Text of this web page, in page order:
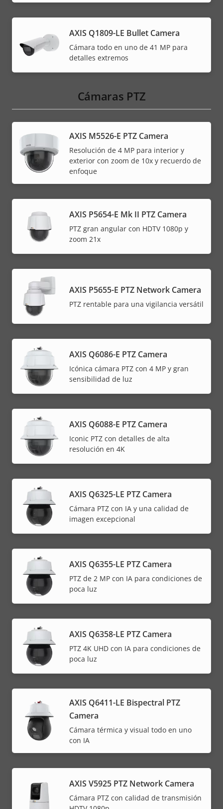
AXIS Q1809-LE Bullet Camera
Cámara todo en uno de 41 MP para
detalles extremos
Cámaras PTZ
AXIS M5526-E PTZ Camera
Resolución de 4 MP para interior y
exterior con zoom de 10x y recuerdo de
enfoque
AXIS P5654-E Mk II PTZ Camera
PTZ gran angular con HDTV 1080p y
zoom 21x
AXIS P5655-E PTZ Network Camera
PTZ rentable para una vigilancia versátil
AXIS Q6086-E PTZ Camera
Icónica cámara PTZ con 4 MP y gran
sensibilidad de luz
AXIS Q6088-E PTZ Camera
Iconic PTZ con detalles de alta
resolución en 4K
AXIS Q6325-LE PTZ Camera
Cámara PTZ con IA y una calidad de
imagen excepcional
AXIS Q6355-LE PTZ Camera
PTZ de 2 MP con IA para condiciones de
poca luz
AXIS Q6358-LE PTZ Camera
PTZ 4K UHD con IA para condiciones de
poca luz
AXIS Q6411-LE Bispectral PTZ
Camera
Cámara térmica y visual todo en uno
con IA
AXIS V5925 PTZ Network Camera
Cámara PTZ con calidad de transmisión